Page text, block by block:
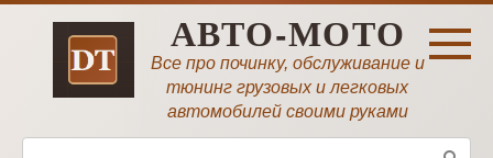
Перейти
АВТО-МОТО
Все про починку, обслуживание и
тюнинг грузовых и легковых
автомобилей своими руками
Поиск: